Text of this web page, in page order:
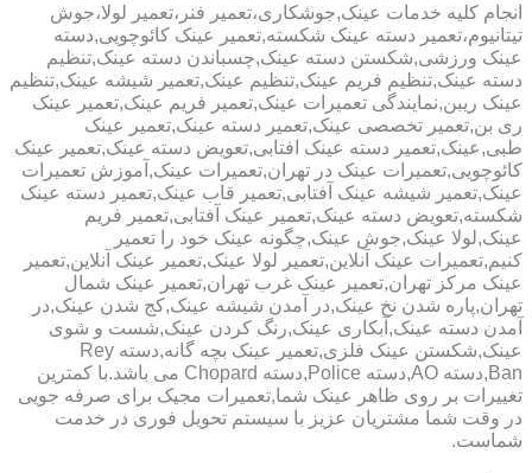
انجام کلیه خدمات عینک,جوشکاری،تعمیر فنر،تعمیر لولا،جوش
تیتانیوم،تعمیر دسته عینک شکسته,تعمیر عینک کائوچویی,دسته
عینک ورزشی,شکستن دسته عینک,چسباندن دسته عینک,تنظیم
دسته عینک,تنظیم فریم عینک,تنظیم عینک,تعمیر شیشه عینک,تنظیم
عینک ریبن,نمایندگی تعمیرات عینک,تعمیر فریم عینک,تعمیر عینک
ری بن,تعمیر تخصصی عینک,تعمیر دسته عینک,تعمیر عینک
طبی,عینک,تعمیر دسته عینک افتابی,تعویض دسته عینک,تعمیر عینک
کائوچویی,تعمیرات عینک در تهران,تعمیرات عینک,آموزش تعمیرات
عینک,تعمیر شیشه عینک آفتابی,تعمیر قاب عینک,تعمیر دسته عینک
شکسته,تعویض دسته عینک,تعمیر عینک آفتابی,تعمیر فریم
عینک,لولا عینک,جوش عینک,چگونه عینک خود را تعمیر
کنیم,تعمیرات عینک آنلاین,تعمیر لولا عینک,تعمیر عینک آنلاین,تعمیر
عینک مرکز تهران,تعمیر عینک غرب تهران,تعمیر عینک شمال
تهران,پاره شدن نخ عینک,در آمدن شیشه عینک,کج شدن عینک,در
آمدن دسته عینک,آبکاری عینک,رنگ کردن عینک,شست و شوی
عینک,شکستن عینک فلزی,تعمیر عینک بچه گانه,دسته Rey
Ban,دسته AO,دسته Police,دسته Chopard می باشد.با کمترین
تغییرات بر روی ظاهر عینک شما,تعمیرات مجیک برای صرفه جویی
در وقت شما مشتریان عزیز با سیستم تحویل فوری در خدمت
شماست.